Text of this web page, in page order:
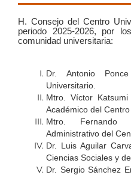
H. Consejo del Centro
periodo 2025-2026, por
comunidad universitaria:
Dr. Antonio
Universitario.
Mtro. Víctor Katsumi
Académico del
Mtro. Fernando
Administrativo del
Dr. Luis Aguilar
Ciencias Sociales y
Dr. Sergio Sánchez